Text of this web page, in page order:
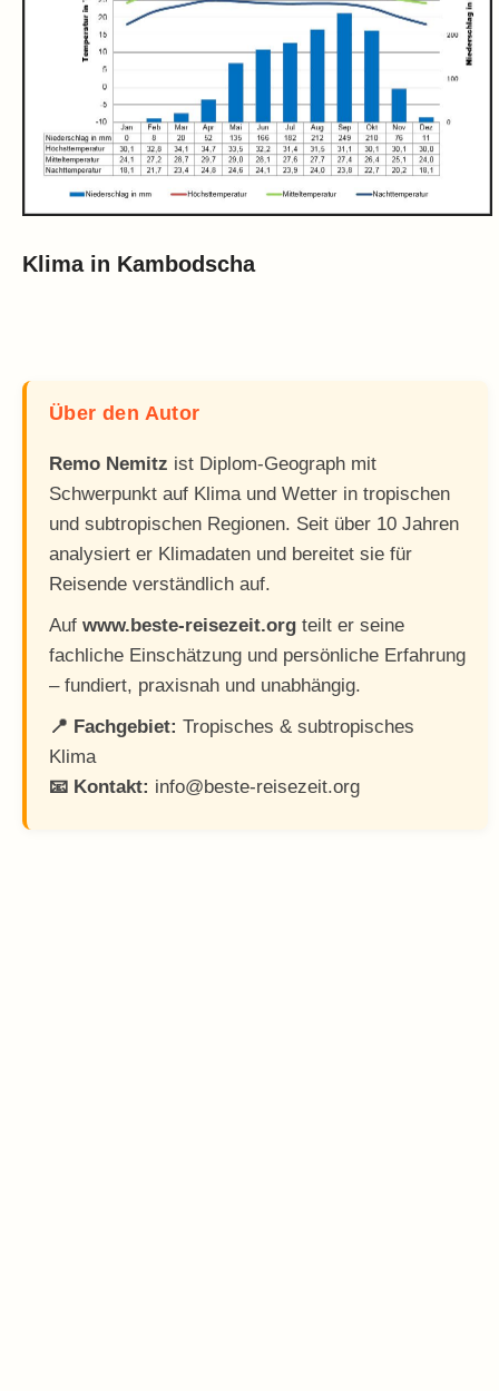
Klima in Kambodscha
Über den Autor
Remo Nemitz ist Diplom-Geograph mit
Schwerpunkt auf Klima und Wetter in tropischen
und subtropischen Regionen. Seit über 10 Jahren
analysiert er Klimadaten und bereitet sie für
Reisende verständlich auf.
Auf www.beste-reisezeit.org teilt er seine
fachliche Einschätzung und persönliche Erfahrung
– fundiert, praxisnah und unabhängig.
📍 Fachgebiet: Tropisches & subtropisches
Klima
📧 Kontakt: info@beste-reisezeit.org